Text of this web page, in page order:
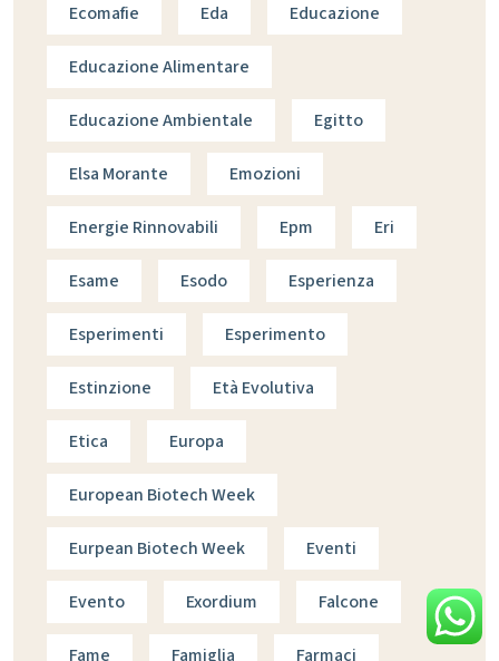
Ecomafie Eda Educazione
Educazione Alimentare
Educazione Ambientale Egitto
Elsa Morante Emozioni
Energie Rinnovabili Epm Eri
Esame Esodo Esperienza
Esperimenti Esperimento
Estinzione Età Evolutiva
Etica Europa
European Biotech Week
Eurpean Biotech Week Eventi
Evento Exordium Falcone
Fame Famiglia Farmaci